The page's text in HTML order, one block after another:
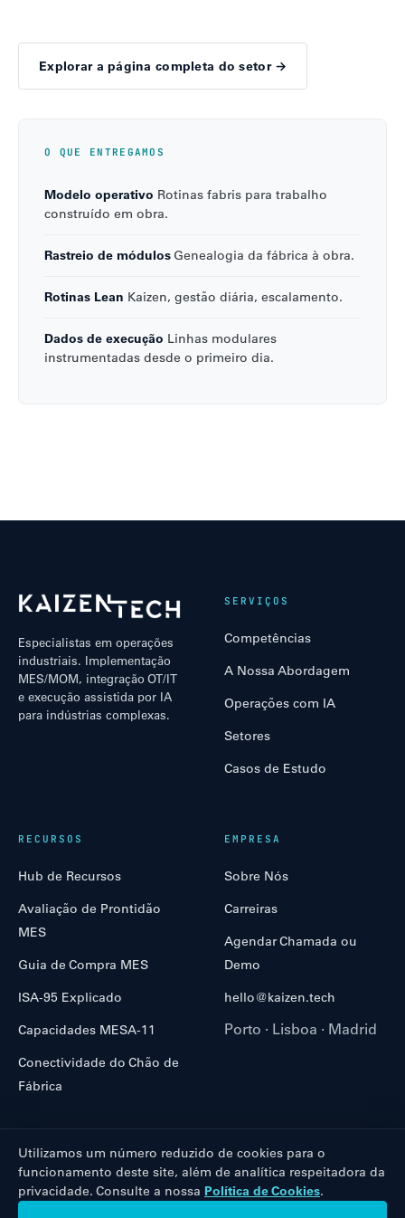
Explorar a página completa do setor →
O QUE ENTREGAMOS
Modelo operativo Rotinas fabris para trabalho
construído em obra.
Rastreio de módulos Genealogia da fábrica à obra.
Rotinas Lean Kaizen, gestão diária, escalamento.
Dados de execução Linhas modulares
instrumentadas desde o primeiro dia.
Especialistas em operações
industriais. Implementação
MES/MOM, integração OT/IT
e execução assistida por IA
para indústrias complexas.
SERVIÇOS
Competências
A Nossa Abordagem
Operações com IA
Setores
Casos de Estudo
RECURSOS
Hub de Recursos
Avaliação de Prontidão
MES
Guia de Compra MES
ISA-95 Explicado
Capacidades MESA-11
Conectividade do Chão de
Fábrica
EMPRESA
Sobre Nós
Carreiras
Agendar Chamada ou
Demo
hello@kaizen.tech
Porto · Lisboa · Madrid
CO-FINANCIADO POR
Utilizamos um número reduzido de cookies para o
funcionamento deste site, além de analítica respeitadora da
privacidade. Consulte a nossa Política de Cookies.